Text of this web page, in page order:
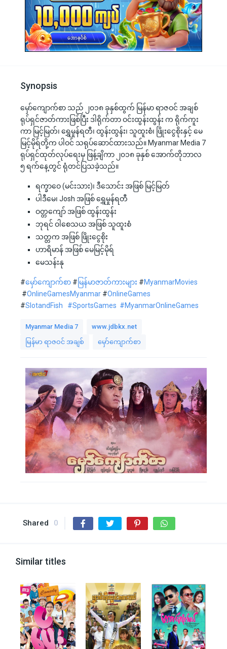
Synopsis
မှော်ကျောက်စာ သည် ၂၀၁၈ ခုနှစ်ထွက် မြန်မာ ရာဇဝင် အချစ်
ရုပ်ရှင်ဇာတ်ကားဖြစ်ပြီး ဒါရိုက်တာ ဝင်းထွန်းထွန်း က ရိုက်ကူး
ကာ မြင့်မြတ်၊ ရွှေမှုန်ရတီ၊ ထွန်းထွန်း၊ သူထူးစံ၊ ဖြိုးငွေစိုးနှင့် မေ
မြင့်မိုရ်တို့က ပါဝင် သရုပ်ဆောင်ထားသည်။ Myanmar Media 7
ရုပ်ရှင်ထုတ်လုပ်ရေးမှ ဖြန့်ချိကာ ၂၀၁၈ ခုနှစ် အောက်တိုဘာလ
၅ ရက်နေ့တွင် ရုံတင်ပြသခဲ့သည်။
ရက္ခာဝေ (မင်းသား)၊ ဒီသောင်း အဖြစ် မြင့်မြတ်
ပါဒီမေ၊ Josh အဖြစ် ရွှေမှုန်ရတီ
ဝတ္တကျော် အဖြစ် ထွန်းထွန်း
ဘုရင် ဝါစေသယ အဖြစ် သူထူးစံ
သတ္တက အဖြစ် ဖြိုးငွေစိုး
ဟာရိမာန် အဖြစ် မေမြင့်မိုရ်
မေသန်းနု
#မှော်ကျောက်စာ # မြန်မာဇာတ်ကားများ #MyanmarMovies
#OnlineGamesMyanmar #OnlineGames
#SlotandFish #SportsGames #MyanmarOnlineGames
Myanmar Media 7
www.jdbkx.net
မြန်မာ ရာဇဝင် အချစ်
မှော်ကျောက်စာ
Shared 0
Similar titles